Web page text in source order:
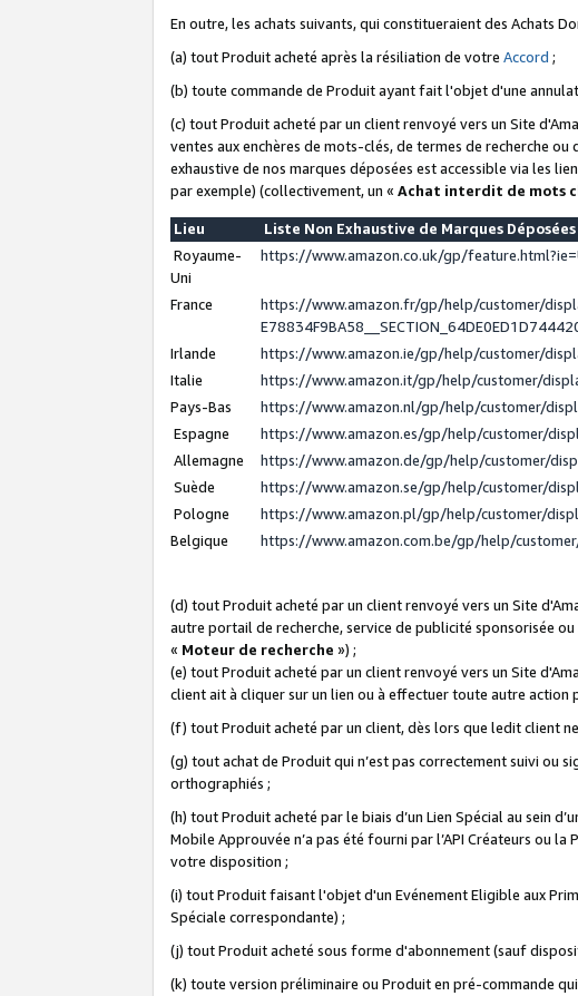
En outre, les achats suivants, qui constitueraient des Achats
(a) tout Produit acheté après la résiliation de votre Accord ;
(b) toute commande de Produit ayant fait l'objet d'une
(c) tout Produit acheté par un client renvoyé vers un Site
ventes aux enchères de mots-clés, de termes de recherche
exhaustive de nos marques déposées est accessible via les
par exemple) (collectivement, un « Achat interdit de mots
Lieu
Liste Non Exhaustive de Marques Déposées
Royaume-
Uni
https://www.amazon.co.uk/gp/
France
https://www.amazon.fr/gp/help/customer/
Irlande
https://www.amazon.ie/gp/help/customer/
Italie
https://www.amazon.it/gp/help/customer/
Pays-Bas
https://www.amazon.nl/gp/help/customer/
Espagne
https://www.amazon.es/gp/help/customer/
Allemagne
https://www.amazon.de/gp/help/customer/
Suède
https://www.amazon.se/gp/help/customer/
Pologne
https://www.amazon.pl/gp/help/customer/
Belgique
https://www.amazon.com.be/gp/help/
(d) tout Produit acheté par un client renvoyé vers un Site
autre portail de recherche, service de publicité sponsorisée
« Moteur de recherche ») ;
(e) tout Produit acheté par un client renvoyé vers un Site
client ait à cliquer sur un lien ou à effectuer toute autre action
(f) tout Produit acheté par un client, dès lors que ledit client
(g) tout achat de Produit qui n’est pas correctement suivi ou
orthographiés ;
(h) tout Produit acheté par le biais d’un Lien Spécial au sein
Mobile Approuvée n’a pas été fourni par l’API Créateurs ou
votre disposition ;
(i) tout Produit faisant l'objet d'un Evénement Eligible aux
Spéciale correspondante) ;
(j) tout Produit acheté sous forme d'abonnement (sauf
(k) toute version préliminaire ou Produit en pré-commande